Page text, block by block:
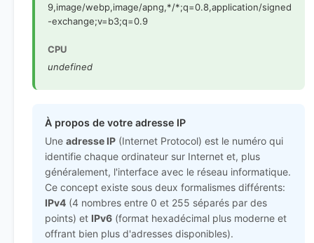
9,image/webp,image/apng,*/*;q=0.8,application/signed
-exchange;v=b3;q=0.9
CPU
undefined
À propos de votre adresse IP
Une adresse IP(Internet Protocol) est le numéro qui
identifie chaque ordinateur sur Internet et, plus
généralement, l'interface avec le réseau informatique.
Ce concept existe sous deux formalismes différents:
IPv4(4 nombres entre 0 et 255 séparés par des
points) et IPv6(format hexadécimal plus moderne et
offrant bien plus d'adresses disponibles).